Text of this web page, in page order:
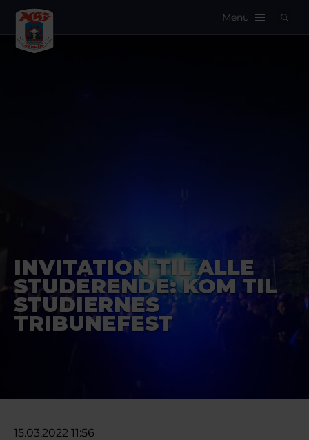
Menu
INVITATION TIL ALLE
STUDERENDE: KOM TIL
STUDIERNES
TRIBUNEFEST
15.03.2022 11:56